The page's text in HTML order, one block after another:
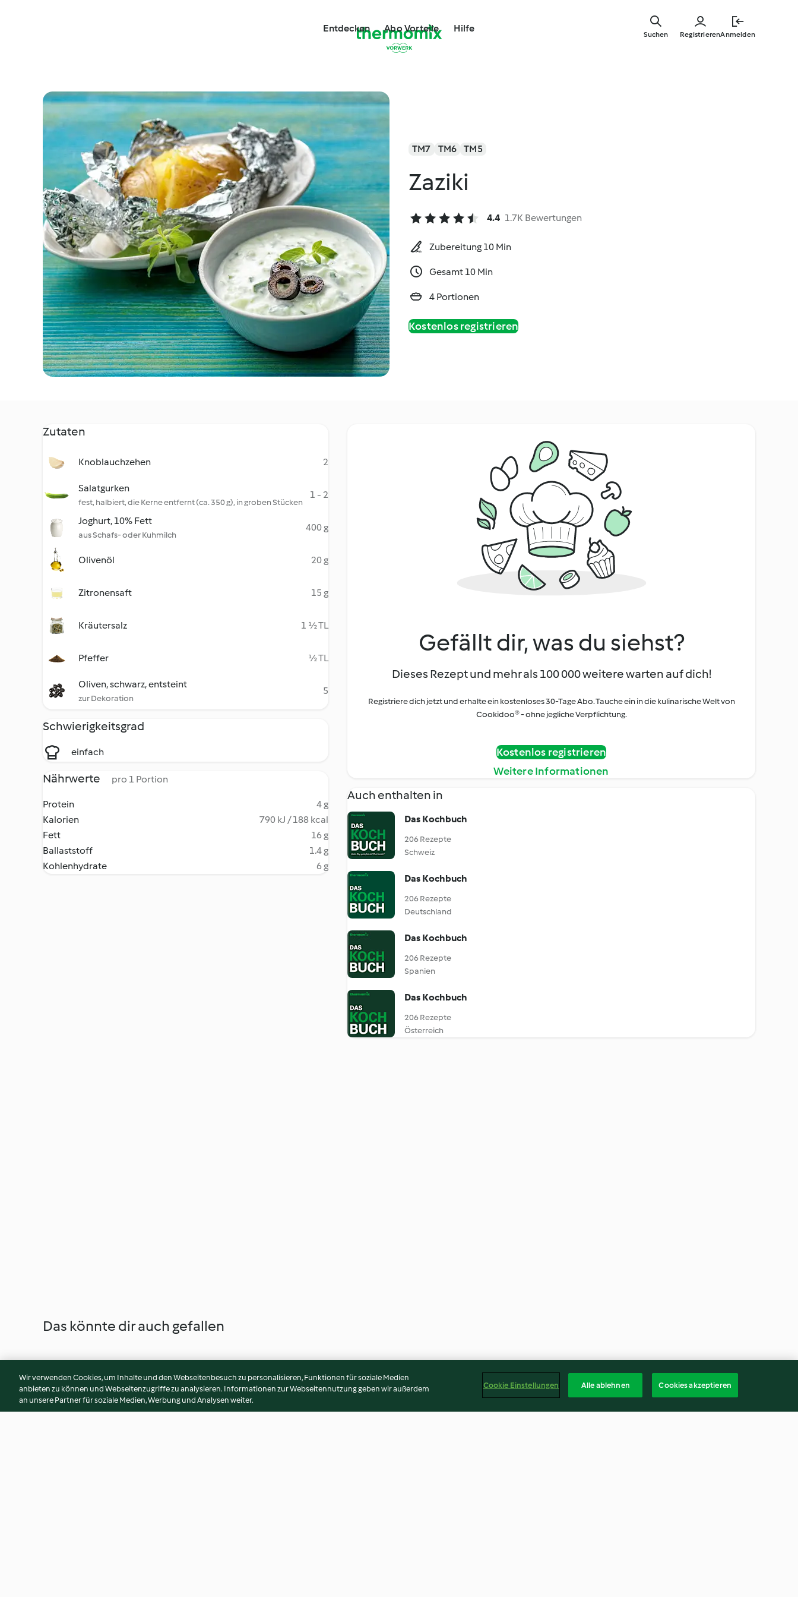
springen
Entdecken Abo Vorteile Hilfe
RegistrierenAnmelden
Suchen
TM7 TM6 TM5
Zaziki
4.4 1.7K Bewertungen
Zubereitung 10 Min
Gesamt 10 Min
4 Portionen
Kostenlos registrieren
Zutaten
Knoblauchzehen 2
Salatgurken
fest, halbiert, die Kerne entfernt (ca. 350 g), in groben Stücken
1 - 2
Joghurt, 10% Fett
aus Schafs- oder Kuhmilch
400 g
Olivenöl 20 g
Zitronensaft 15 g
Kräutersalz 1 ½ TL
Pfeffer ½ TL
Oliven, schwarz, entsteint
zur Dekoration
5
Schwierigkeitsgrad
einfach
Nährwerte pro 1 Portion
Protein
4 g
Kalorien
790 kJ / 188 kcal
Fett
16 g
Ballaststoff
1.4 g
Kohlenhydrate
6 g
Gefällt dir, was du siehst?
Dieses Rezept und mehr als 100 000 weitere warten auf dich!
Registriere dich jetzt und erhalte ein kostenloses 30-Tage Abo. Tauche ein in die kulinarische Welt von
Cookidoo® - ohne jegliche Verpflichtung.
Kostenlos registrieren
Weitere Informationen
Auch enthalten in
Das Kochbuch
206 Rezepte
Schweiz
Das Kochbuch
206 Rezepte
Deutschland
Das Kochbuch
206 Rezepte
Spanien
Das Kochbuch
206 Rezepte
Österreich
Das könnte dir auch gefallen
Wir verwenden Cookies, um Inhalte und den Webseitenbesuch zu personalisieren, Funktionen für soziale Medien
anbieten zu können und Webseitenzugriffe zu analysieren. Informationen zur Webseitennutzung geben wir außerdem
an unsere Partner für soziale Medien, Werbung und Analysen weiter.
Cookie Einstellungen Alle ablehnen Cookies akzeptieren